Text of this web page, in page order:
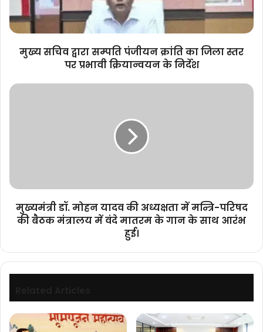
जिला
स्तर
प्रभावी
निर्देश
मुख्य सचिव द्वारा सम्पति पंजीयन क्रांति का जिला स्तर
पर प्रभावी क्रियान्वयन के निर्देश
मुख्यमंत्री
परिषद
बैठक
मंत्रालय
मातरम
के
आरंभ
मुख्यमंत्री डॉ. मोहन यादव की अध्यक्षता में मन्त्रि-परिषद
की बैठक मंत्रालय में वंदे मातरम के गान के साथ आरंभ
हुई।